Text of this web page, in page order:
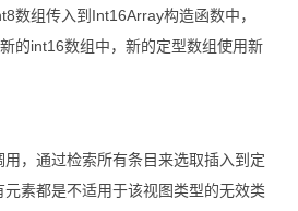
数组传入到Int16Array构造函数中，
的int16数组中，新的定型数组使用新
，通过检索所有条目来选取插入到定
素都是不适用于该视图类型的无效类